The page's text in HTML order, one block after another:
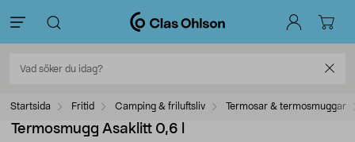
Startsida Fritid Camping & friluftsliv Termosar & termosmuggar
Termosmugg Asaklitt 0,6 l